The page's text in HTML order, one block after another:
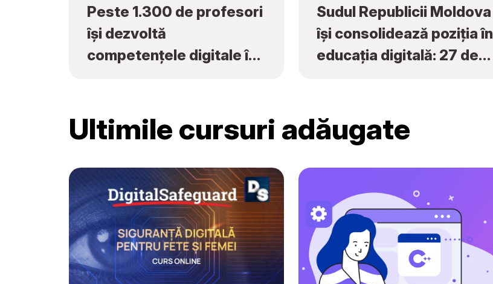
Peste 1.300 de profesori
își dezvoltă
competențele digitale în
Școală”
Sudul Republicii Moldova
își consolidează poziția în
educația digitală: 27 de
Ambassadors”
Ultimile cursuri adăugate